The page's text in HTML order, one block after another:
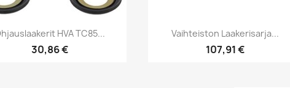
Pikakatselu
HVA TC85...
30,86 €
Pikakatselu
Vaihteiston Laakerisarja...
107,91 €